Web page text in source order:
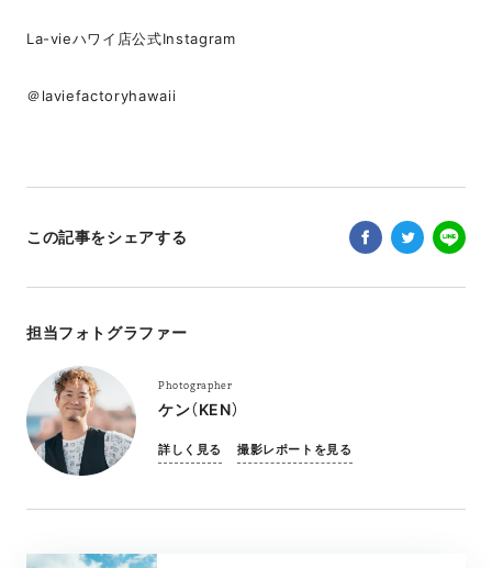
La-vieハワイ店公式Instagram
＠laviefactoryhawaii
この記事をシェアする
担当フォトグラファー
Photographer
ケン（KEN）
詳しく見る 撮影レポートを見る